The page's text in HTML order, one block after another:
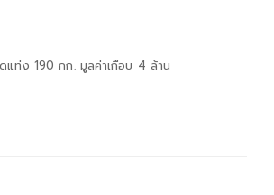
ท่ง 190 กก. มูลค่าเกือบ 4 ล้าน